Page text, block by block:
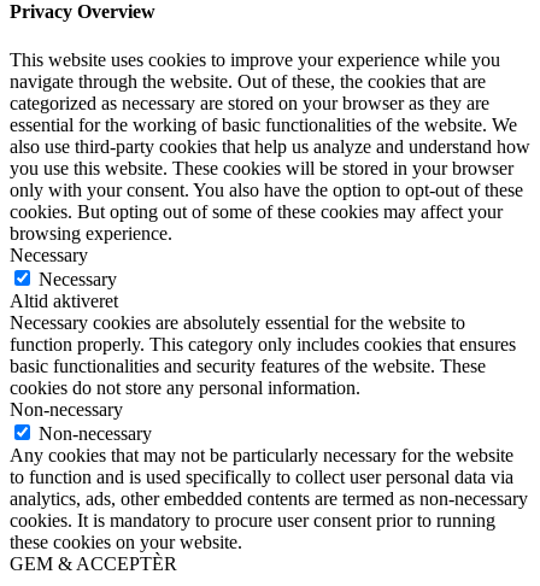
Privacy Overview
This website uses cookies to improve your experience while you
navigate through the website. Out of these, the cookies that are
categorized as necessary are stored on your browser as they are
essential for the working of basic functionalities of the website. We
also use third-party cookies that help us analyze and understand how
you use this website. These cookies will be stored in your browser
only with your consent. You also have the option to opt-out of these
cookies. But opting out of some of these cookies may affect your
browsing experience.
Necessary
Necessary
Altid aktiveret
Necessary cookies are absolutely essential for the website to
function properly. This category only includes cookies that ensures
basic functionalities and security features of the website. These
cookies do not store any personal information.
Non-necessary
Non-necessary
Any cookies that may not be particularly necessary for the website
to function and is used specifically to collect user personal data via
analytics, ads, other embedded contents are termed as non-necessary
cookies. It is mandatory to procure user consent prior to running
these cookies on your website.
GEM & ACCEPTÈR